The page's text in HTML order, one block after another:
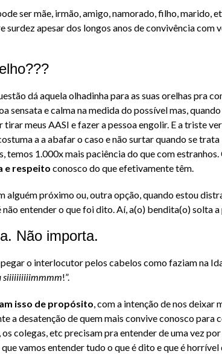
ser mãe, irmão, amigo, namorado, filho, marido,
apesar dos longos anos de convivência com
dá aquela olhadinha para as suas orelhas pra
sensata e calma na medida do possível mas,
meus AASI e fazer a pessoa engolir. E a triste
a a abafar o caso e não surtar quando se trata
temos 1.000x mais paciência do que com
e respeito conosco do que efetivamente têm.
alguém próximo ou, outra opção, quando estou
entender o que foi dito. Aí, a(o) bendita(o) solta
Não importa.
o interlocutor pelos cabelos como faziam na
siiiiiiiiiimmmm!”.
isso de propósito , com a intenção de nos deixar
a desatenção de quem mais convive conosco para
colegas, etc precisam pra entender de uma vez
vamos entender tudo o que é dito e que é horrível